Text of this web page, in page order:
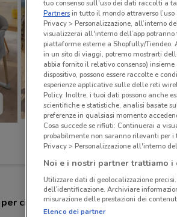
città nelle vicinanze
tuo consenso sull'uso dei dati raccolti a
Partnersin tutto il mondo attraverso
Privacy > Personalizzazione, all’interno
visualizzerai all'interno dell’app
piattaforme esterne a Shopfully/Tiendeo.
in un sito di viaggi, potremo mostrarti
abbia fornito il relativo consenso)
dispositivo, possono essere raccolte e
esperienze applicative sulle delle reti
Policy. Inoltre, i tuoi dati possono anche
scientifiche e statistiche, analisi basate
preferenze in qualsiasi momento
Cosa succede se rifiuti: Continuerai a
probabilmente non saranno rilevanti per i
Privacy > Personalizzazione all'interno
Noi e i nostri partner trattiamo
Utilizzare dati di geolocalizzazione
dell’identificazione. Archiviare
misurazione delle prestazioni dei
Elenco dei partner